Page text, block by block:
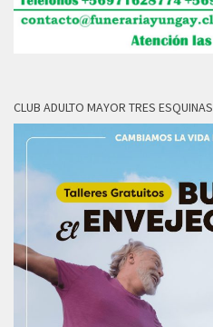
CLUB ADULTO MAYOR TRES ESQUINAS